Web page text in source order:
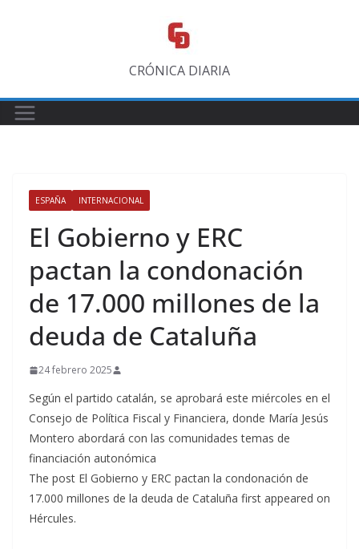
CRÓNICA DIARIA
ESPAÑA INTERNACIONAL
El Gobierno y ERC
pactan la condonación
de 17.000 millones de la
deuda de Cataluña
24 febrero 2025
Según el partido catalán, se aprobará este miércoles en el
Consejo de Política Fiscal y Financiera, donde María Jesús
Montero abordará con las comunidades temas de
financiación autonómica
The post El Gobierno y ERC pactan la condonación de
17.000 millones de la deuda de Cataluña first appeared on
Hércules.